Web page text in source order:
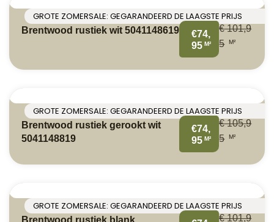
GROTE ZOMERSALE: GEGARANDEERD DE LAAGSTE PRIJS
Brentwood rustiek wit 5041148619
€74,
95 M²
€101,9
5
M²
GROTE ZOMERSALE: GEGARANDEERD DE LAAGSTE PRIJS
Brentwood rustiek gerookt wit
5041148819
€74,
95 M²
€105,9
5
M²
GROTE ZOMERSALE: GEGARANDEERD DE LAAGSTE PRIJS
Brentwood rustiek blank
€101,9